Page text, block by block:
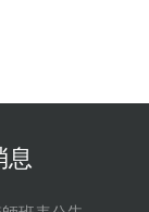
息